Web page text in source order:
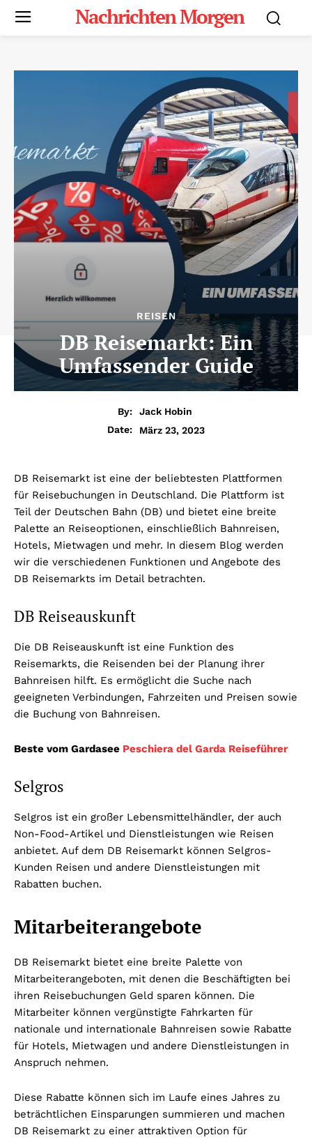
Nachrichten Morgen
REISEN
DB Reisemarkt: Ein
Umfassender Guide
By:
Jack Hobin
Date:
März 23, 2023
DB Reisemarkt ist eine der beliebtesten Plattformen
für Reisebuchungen in Deutschland. Die Plattform ist
Teil der Deutschen Bahn (DB) und bietet eine breite
Palette an Reiseoptionen, einschließlich Bahnreisen,
Hotels, Mietwagen und mehr. In diesem Blog werden
wir die verschiedenen Funktionen und Angebote des
DB Reisemarkts im Detail betrachten.
DB Reiseauskunft
Die DB Reiseauskunft ist eine Funktion des
Reisemarkts, die Reisenden bei der Planung ihrer
Bahnreisen hilft. Es ermöglicht die Suche nach
geeigneten Verbindungen, Fahrzeiten und Preisen sowie
die Buchung von Bahnreisen.
Beste vom Gardasee Peschiera del Garda Reiseführer
Selgros
Selgros ist ein großer Lebensmittelhändler, der auch
Non-Food-Artikel und Dienstleistungen wie Reisen
anbietet. Auf dem DB Reisemarkt können Selgros-
Kunden Reisen und andere Dienstleistungen mit
Rabatten buchen.
Mitarbeiterangebote
DB Reisemarkt bietet eine breite Palette von
Mitarbeiterangeboten, mit denen die Beschäftigten bei
ihren Reisebuchungen Geld sparen können. Die
Mitarbeiter können vergünstigte Fahrkarten für
nationale und internationale Bahnreisen sowie Rabatte
für Hotels, Mietwagen und andere Dienstleistungen in
Anspruch nehmen.
Diese Rabatte können sich im Laufe eines Jahres zu
beträchtlichen Einsparungen summieren und machen
DB Reisemarkt zu einer attraktiven Option für